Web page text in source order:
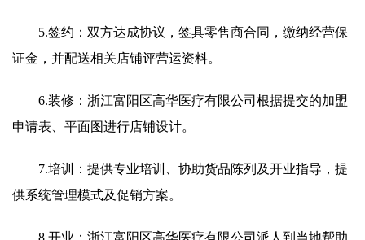
5.签约：双方达成协议，签具零售商合同，缴纳经营保
证金，并配送相关店铺评营运资料。
6.装修：浙江富阳区高华医疗有限公司根据提交的加盟
申请表、平面图进行店铺设计。
7.培训：提供专业培训、协助货品陈列及开业指导，提
供系统管理模式及促销方案。
8.开业：浙江富阳区高华医疗有限公司派人到当地帮助